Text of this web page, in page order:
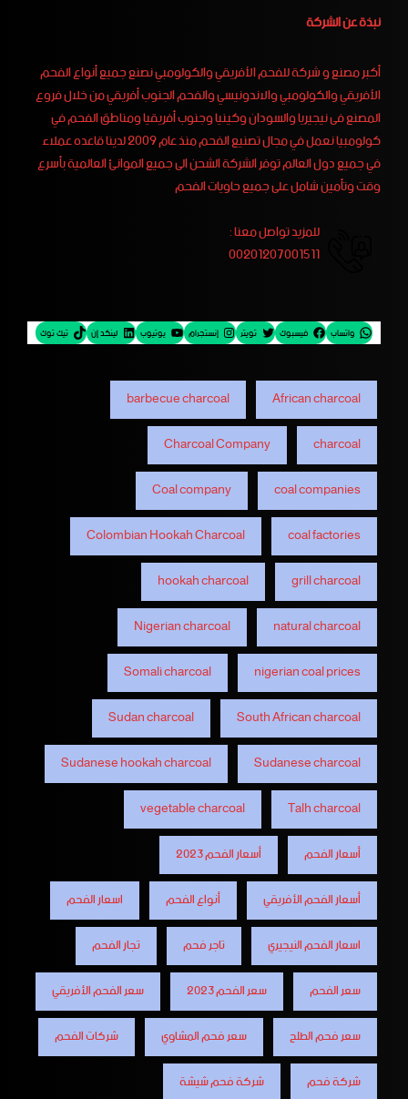
نبذة عن الشركة
أكبر مصنع و شركة للفحم الأفريقي والكولومبي نصنع جميع أنواع الفحم
الأفريقي والكولومبي والاندونيسي والفحم الجنوب أفريقي من خلال فروع
المصنع فى نيجيريا والسودان وكينيا وجنوب أفريقيا ومناطق الفحم في
كولومبيا نعمل في مجال تصنيع الفحم منذ عام 2009 لدينا قاعده عملاء
في جميع دول العالم توفر الشركة الشحن الى جميع الموانئ العالمية بأسرع
وقت وتأمين شامل على جميع حاويات الفحم
للمزيد تواصل معنا :
00201207001511
واتساب فيسبوك تويتر إنستجرام يوتيوب لينكد إن تيك توك
African charcoal
barbecue charcoal
charcoal
Charcoal Company
coal companies
Coal company
coal factories
Colombian Hookah Charcoal
grill charcoal
hookah charcoal
natural charcoal
Nigerian charcoal
nigerian coal prices
Somali charcoal
South African charcoal
Sudan charcoal
Sudanese charcoal
Sudanese hookah charcoal
Talh charcoal
vegetable charcoal
أسعار الفحم
أسعار الفحم 2023
أسعار الفحم الأفريقي
أنواع الفحم
اسعار الفحم
اسعار الفحم النيجيري
تاجر فحم
تجار الفحم
سعر الفحم
سعر الفحم 2023
سعر الفحم الأفريقي
سعر فحم الطلح
سعر فحم المشاوي
شركات الفحم
شركة فحم
شركة فحم شيشة